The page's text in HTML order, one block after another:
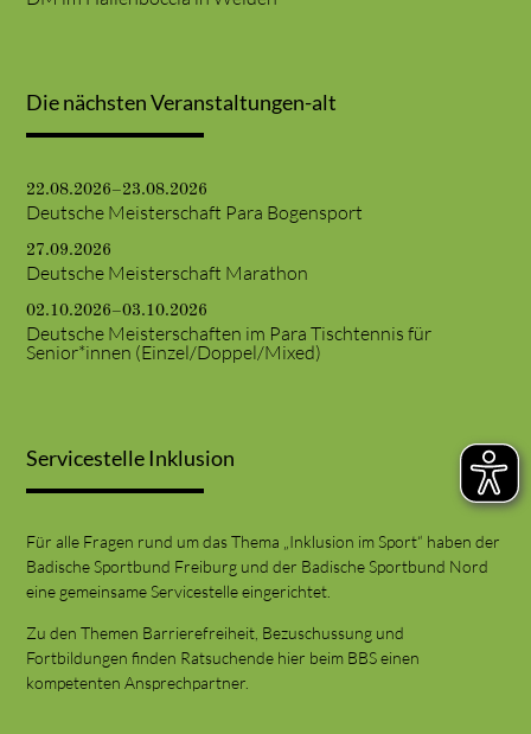
Die nächsten Veranstaltungen-alt
22.08.2026–23.08.2026
Deutsche Meisterschaft Para Bogensport
27.09.2026
Deutsche Meisterschaft Marathon
02.10.2026–03.10.2026
Deutsche Meisterschaften im Para Tischtennis für
Senior*innen (Einzel/Doppel/Mixed)
Servicestelle Inklusion
Für alle Fragen rund um das Thema „Inklusion im Sport“ haben der
Badische Sportbund Freiburg und der Badische Sportbund Nord
eine gemeinsame Servicestelle eingerichtet.
Zu den Themen Barrierefreiheit, Bezuschussung und
Fortbildungen finden Ratsuchende hier beim BBS einen
kompetenten Ansprechpartner.